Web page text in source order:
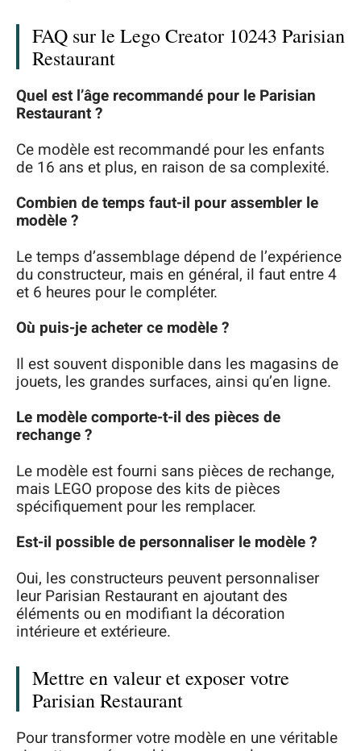
FAQ sur le Lego Creator 10243 Parisian
Restaurant
Quel est l’âge recommandé pour le Parisian
Restaurant ?
Ce modèle est recommandé pour les enfants
de 16 ans et plus, en raison de sa complexité.
Combien de temps faut-il pour assembler le
modèle ?
Le temps d’assemblage dépend de l’expérience
du constructeur, mais en général, il faut entre 4
et 6 heures pour le compléter.
Où puis-je acheter ce modèle ?
Il est souvent disponible dans les magasins de
jouets, les grandes surfaces, ainsi qu’en ligne.
Le modèle comporte-t-il des pièces de
rechange ?
Le modèle est fourni sans pièces de rechange,
mais LEGO propose des kits de pièces
spécifiquement pour les remplacer.
Est-il possible de personnaliser le modèle ?
Oui, les constructeurs peuvent personnaliser
leur Parisian Restaurant en ajoutant des
éléments ou en modifiant la décoration
intérieure et extérieure.
Mettre en valeur et exposer votre
Parisian Restaurant
Pour transformer votre modèle en une véritable